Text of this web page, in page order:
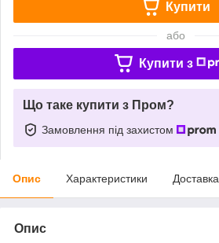
Купити
або
Купити з
Що таке купити з Пром?
Замовлення під захистом
Опис Характеристики Доставка
Опис